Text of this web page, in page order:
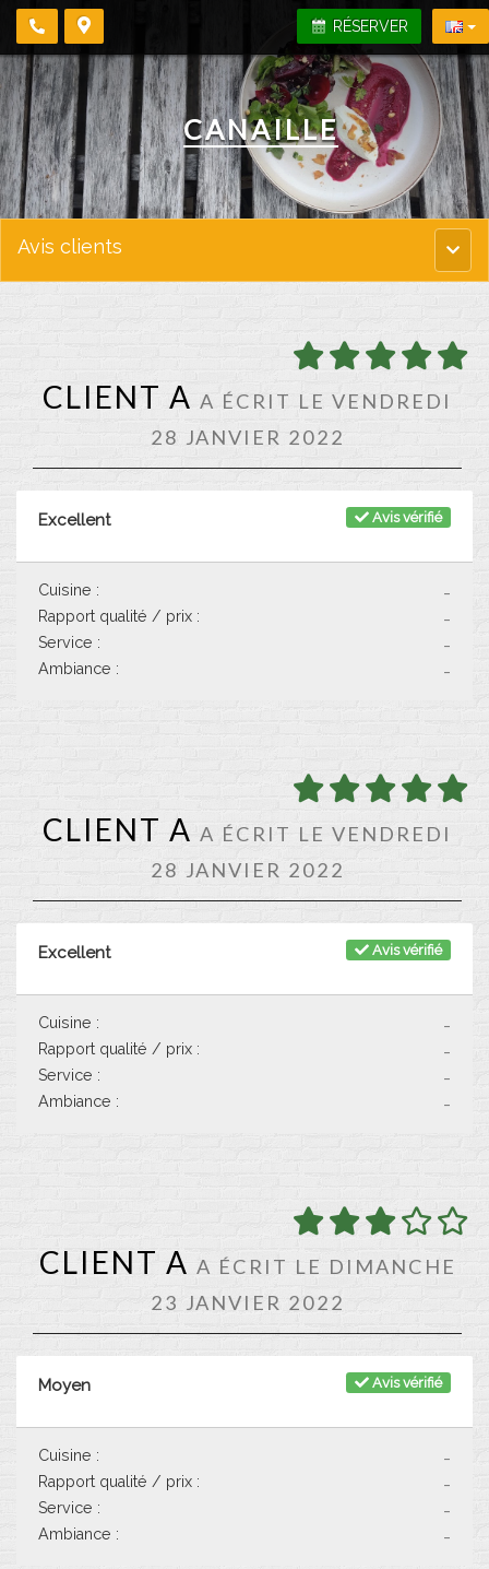
RÉSERVER
CANAILLE
Menu
Avis clients
CLIENT A A ÉCRIT LE VENDREDI
28 JANVIER 2022
Avis vérifié
Excellent
-
Cuisine :
-
Rapport qualité / prix :
-
Service :
-
Ambiance :
CLIENT A A ÉCRIT LE VENDREDI
28 JANVIER 2022
Avis vérifié
Excellent
-
Cuisine :
-
Rapport qualité / prix :
-
Service :
-
Ambiance :
CLIENT A A ÉCRIT LE DIMANCHE
23 JANVIER 2022
Avis vérifié
Moyen
-
Cuisine :
-
Rapport qualité / prix :
-
Service :
-
Ambiance :